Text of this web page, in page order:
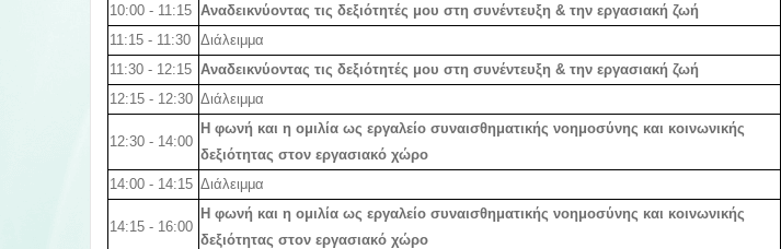
10:00 - 11:15 Αναδεικνύοντας τις δεξιότητές μου στη συνέντευξη & την εργασιακή ζωή
11:15 - 11:30 Διάλειμμα
11:30 - 12:15 Αναδεικνύοντας τις δεξιότητές μου στη συνέντευξη & την εργασιακή ζωή
12:15 - 12:30 Διάλειμμα
12:30 - 14:00
Η φωνή και η ομιλία ως εργαλείο συναισθηματικής νοημοσύνης και κοινωνικής
δεξιότητας στον εργασιακό χώρο
14:00 - 14:15 Διάλειμμα
14:15 - 16:00
Η φωνή και η ομιλία ως εργαλείο συναισθηματικής νοημοσύνης και κοινωνικής
δεξιότητας στον εργασιακό χώρο